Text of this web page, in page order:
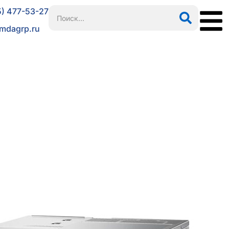
477-53-27